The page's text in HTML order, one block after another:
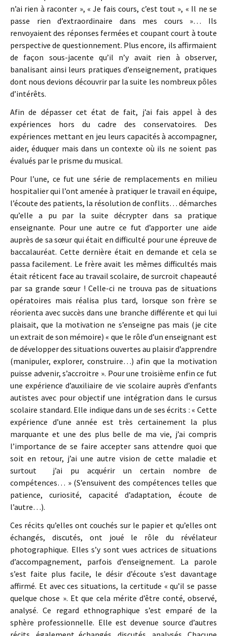
n’ai rien à raconter », « Je fais cours, c’est tout », « Il ne se
passe rien d’extraordinaire dans mes cours »… Ils
renvoyaient des réponses fermées et coupant court à toute
perspective de questionnement. Plus encore, ils affirmaient
de façon sous-jacente qu’il n’y avait rien à observer,
banalisant ainsi leurs pratiques d’enseignement, pratiques
dont nous devions découvrir par la suite les nombreux pôles
d’intérêts.
Afin de dépasser cet état de fait, j’ai fais appel à des
expériences hors du cadre des conservatoires. Des
expériences mettant en jeu leurs capacités à accompagner,
aider, éduquer mais dans un contexte où ils ne soient pas
évalués par le prisme du musical.
Pour l’une, ce fut une série de remplacements en milieu
hospitalier qui l’ont amenée à pratiquer le travail en équipe,
l’écoute des patients, la résolution de conflits… démarches
qu’elle a pu par la suite décrypter dans sa pratique
enseignante. Pour une autre ce fut d’apporter une aide
auprès de sa sœur qui était en difficulté pour une épreuve de
baccalauréat. Cette dernière était en demande et cela se
passa facilement. Le frère avait les mêmes difficultés mais
était réticent face au travail scolaire, de surcroit chapeauté
par sa grande sœur ! Celle-ci ne trouva pas de situations
opératoires mais réalisa plus tard, lorsque son frère se
réorienta avec succès dans une branche différente et qui lui
plaisait, que la motivation ne s’enseigne pas mais (je cite
un extrait de son mémoire) « que le rôle d’un enseignant est
de développer des situations ouvertes au plaisir d’apprendre
(manipuler, explorer, construire…) afin que la motivation
puisse advenir, s’accroitre ». Pour une troisième enfin ce fut
une expérience d’auxiliaire de vie scolaire auprès d’enfants
autistes avec pour objectif une intégration dans le cursus
scolaire standard. Elle indique dans un de ses écrits : « Cette
expérience d’une année est très certainement la plus
marquante et une des plus belle de ma vie, j’ai compris
l’importance de se faire accepter sans attendre quoi que
soit en retour, j’ai une autre vision de cette maladie et
surtout j’ai pu acquérir un certain nombre de
compétences… » (S’ensuivent des compétences telles que
patience, curiosité, capacité d’adaptation, écoute de
l’autre…).
Ces récits qu’elles ont couchés sur le papier et qu’elles ont
échangés, discutés, ont joué le rôle du révélateur
photographique. Elles s’y sont vues actrices de situations
d’accompagnement, parfois d’enseignement. La parole
s’est faite plus facile, le désir d’écoute s’est davantage
affirmé. Et avec ces situations, la certitude « qu’il se passe
quelque chose ». Et que cela mérite d’être conté, observé,
analysé. Ce regard ethnographique s’est emparé de la
sphère professionnelle. Elle est devenue source d’autres